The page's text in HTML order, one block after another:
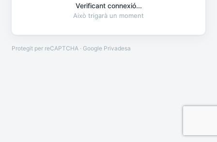
Verificant connexió...
Això trigarà un moment
Protegit per reCAPTCHA · Google Privadesa